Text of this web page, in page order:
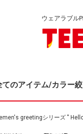
ウェアラブル
てのアイテム/カラー
greetingシリーズ "